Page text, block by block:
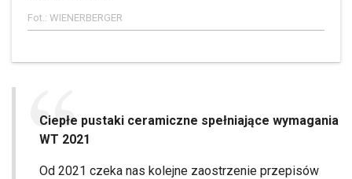
Fot.: WIENERBERGER
Ciepłe pustaki ceramiczne spełniające wymagania
WT 2021
Od 2021 czeka nas kolejne zaostrzenie przepisów